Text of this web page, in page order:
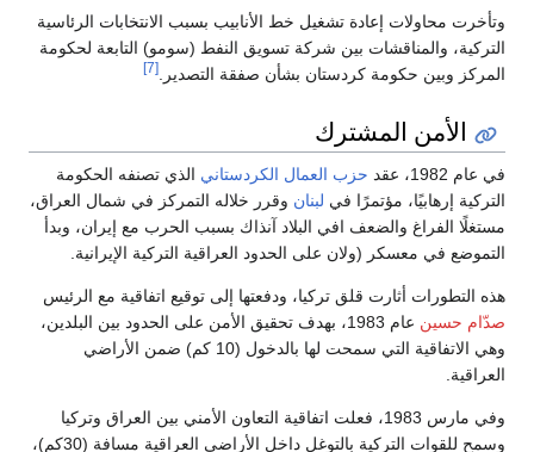
وتأخرت محاولات إعادة تشغيل خط الأنابيب بسبب الانتخابات الرئاسية
التركية، والمناقشات بين شركة تسويق النفط (سومو) التابعة لحكومة
المركز وبين حكومة كردستان بشأن صفقة التصدير.
[7]
الأمن المشترك
في عام 1982، عقد حزب العمال الكردستاني الذي تصنفه الحكومة
التركية إرهابيًا، مؤتمرًا في لبنان وقرر خلاله التمركز في شمال العراق،
مستغلًا الفراغ والضعف افي البلاد آنذاك بسبب الحرب مع إيران، وبدأ
التموضع في معسكر (ولان على الحدود العراقية التركية الإيرانية.
هذه التطورات أثارت قلق تركيا، ودفعتها إلى توقيع اتفاقية مع الرئيس
صدّام حسين
عام 1983، بهدف تحقيق الأمن على الحدود بين البلدين،
وهي الاتفاقية التي سمحت لها بالدخول (10 كم) ضمن الأراضي
العراقية.
وفي مارس 1983، فعلت اتفاقية التعاون الأمني بين العراق وتركيا
وسمح للقوات التركية بالتوغل داخل الأراضي العراقية مسافة (30كم)،